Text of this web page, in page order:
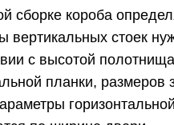
сборке короба
вертикальных стоек
с высотой
планки, размеров